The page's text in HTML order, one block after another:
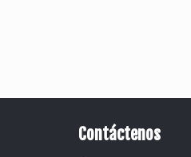
Contáctenos